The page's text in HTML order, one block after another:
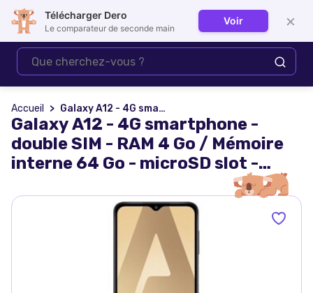
Se connecter
Accueil Galaxy A12 - 4G smartphone - double SIM - RAM 4 Go / Mémoire interne 64 Go - microSD slot - Ecran LCD - 6.5"" - 1600 x 720 pixels - 4x caméras arrière
Galaxy A12 - 4G smartphone -
double SIM - RAM 4 Go / Mémoire
interne 64 Go - microSD slot -
Ecran LCD - 6.5" - 1600 x 720
pixels - 4x caméras arrière
Télécharger Dero
Le comparateur de seconde main
Voir ×